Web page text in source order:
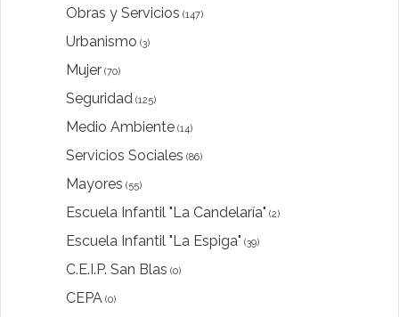
Obras y Servicios (147)
Urbanismo (3)
Mujer (70)
Seguridad (125)
Medio Ambiente (14)
Servicios Sociales (86)
Mayores (55)
Escuela Infantil "La Candelaría" (2)
Escuela Infantil "La Espiga" (39)
C.E.I.P. San Blas (0)
CEPA (0)